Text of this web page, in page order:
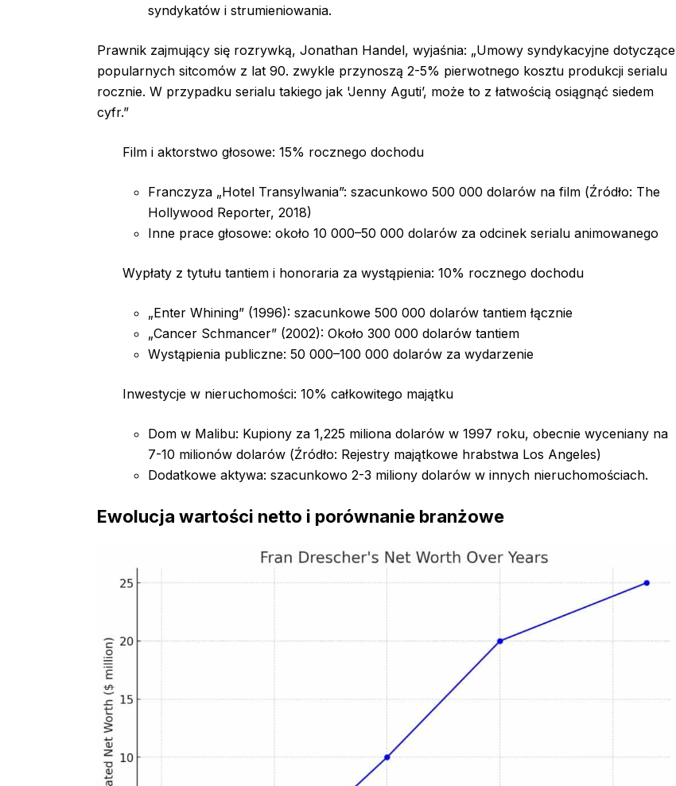
syndykatów i strumieniowania.
Prawnik zajmujący się rozrywką, Jonathan Handel, wyjaśnia: „Umowy syndykacyjne dotyczące
popularnych sitcomów z lat 90. zwykle przynoszą 2-5% pierwotnego kosztu produkcji serialu
rocznie. W przypadku serialu takiego jak 'Jenny Aguti’, może to z łatwością osiągnąć siedem
cyfr.”
Film i aktorstwo głosowe: 15% rocznego dochodu
Franczyza „Hotel Transylwania”: szacunkowo 500 000 dolarów na film (Źródło: The
Hollywood Reporter, 2018)
Inne prace głosowe: około 10 000–50 000 dolarów za odcinek serialu animowanego
Wypłaty z tytułu tantiem i honoraria za wystąpienia: 10% rocznego dochodu
„Enter Whining” (1996): szacunkowe 500 000 dolarów tantiem łącznie
„Cancer Schmancer” (2002): Około 300 000 dolarów tantiem
Wystąpienia publiczne: 50 000–100 000 dolarów za wydarzenie
Inwestycje w nieruchomości: 10% całkowitego majątku
Dom w Malibu: Kupiony za 1,225 miliona dolarów w 1997 roku, obecnie wyceniany na
7-10 milionów dolarów (Źródło: Rejestry majątkowe hrabstwa Los Angeles)
Dodatkowe aktywa: szacunkowo 2-3 miliony dolarów w innych nieruchomościach.
Ewolucja wartości netto i porównanie branżowe